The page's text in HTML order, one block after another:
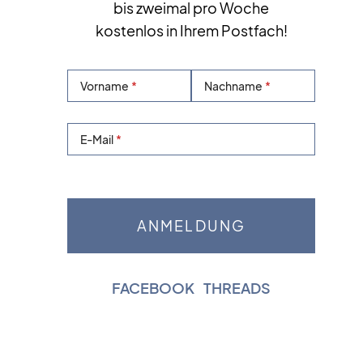
bis zweimal pro Woche
kostenlos in Ihrem Postfach!
Vorname Nachname
E-Mail
FACEBOOK THREADS